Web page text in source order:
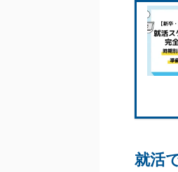
就活